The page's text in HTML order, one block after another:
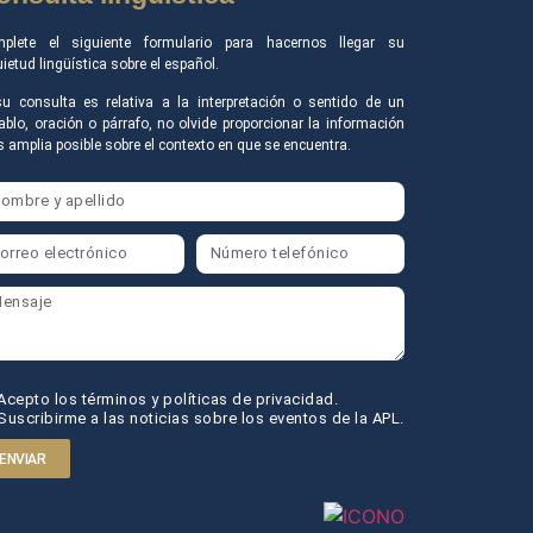
el siguiente formulario para hacernos llegar su
lingüística sobre el español.
consulta es relativa a la interpretación o sentido de un
oración o párrafo, no olvide proporcionar la información
amplia posible sobre el contexto en que se encuentra.
los términos y políticas de privacidad.
a las noticias sobre los eventos de la APL.
ENVIAR